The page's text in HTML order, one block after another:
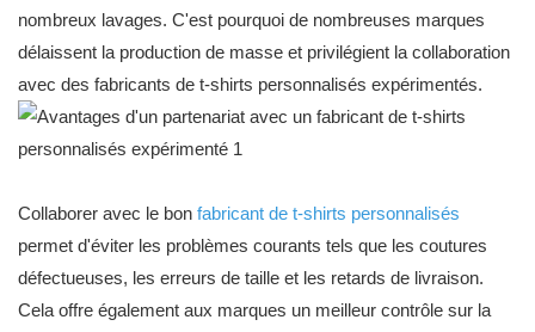
nombreux lavages. C'est pourquoi de nombreuses marques
délaissent la production de masse et privilégient la collaboration
avec des fabricants de t-shirts personnalisés expérimentés.
Collaborer avec le bon fabricant de t-shirts personnalisés
permet d'éviter les problèmes courants tels que les coutures
défectueuses, les erreurs de taille et les retards de livraison.
Cela offre également aux marques un meilleur contrôle sur la